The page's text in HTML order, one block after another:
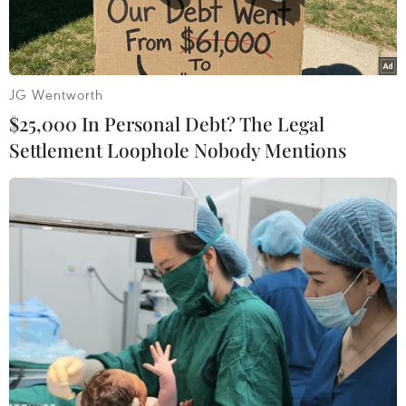
Đối tượng Jack Douglas Teixeira, nghi phạm rò rỉ tài liệu mật
của Mỹ, bị bắt giữ ngày 13/4/2023. (Ảnh: WCVB/TTXVN)
Theo Sputnik, tờ Washington Post dẫn các
nguồn tin cho biết nhiều đồng minh của Mỹ bày
tỏ lo ngại về việc xử lý tài liệu mật của
Washington sau vụ rò rỉ về tình trạng của quân
đội Ukraine, cùng kế hoạch của Washington và
JG Wentworth
$25,000 In Personal Debt? The Legal
Settlement Loophole Nobody Mentions